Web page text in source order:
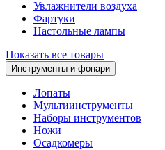
Увлажнители воздуха
Фартуки
Настольные лампы
Показать все товары
Инструменты и фонари
Лопаты
Мультиинструменты
Наборы инструментов
Ножи
Осадкомеры